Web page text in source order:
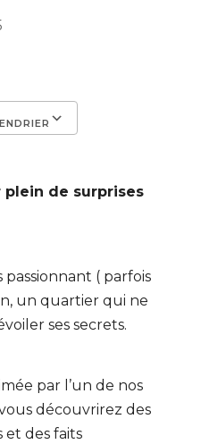
plein de surprises
passionnant ( parfois
un quartier qui ne
ses secrets.
par l’un de nos
découvrirez des
des faits